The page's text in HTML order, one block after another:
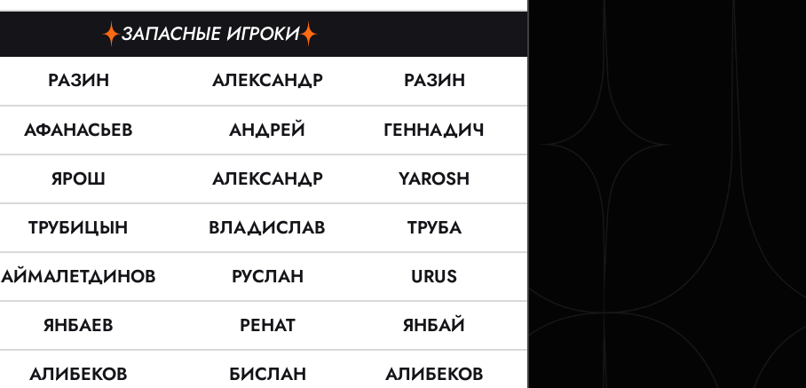
ЗАПАСНЫЕ ИГРОКИ
РАЗИН АЛЕКСАНДР
РАЗИН
АФАНАСЬЕВ АНДРЕЙ
ГЕННАДИЧ
ЯРОШ АЛЕКСАНДР
YAROSH
ТРУБИЦЫН ВЛАДИСЛАВ
ТРУБА
АЙМАЛЕТДИНОВ РУСЛАН
URUS
ЯНБАЕВ РЕНАТ
ЯНБАЙ
АЛИБЕКОВ БИСЛАН
АЛИБЕКОВ